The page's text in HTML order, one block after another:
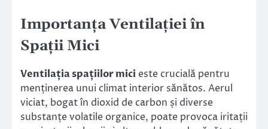
Importanța Ventilației în
Spații Mici
Ventilația spațiilor mici este crucială pentru
menținerea unui climat interior sănătos. Aerul
viciat, bogat în dioxid de carbon și diverse
substanțe volatile organice, poate provoca iritații